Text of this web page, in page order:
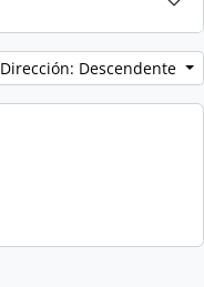
Dirección: Descendente